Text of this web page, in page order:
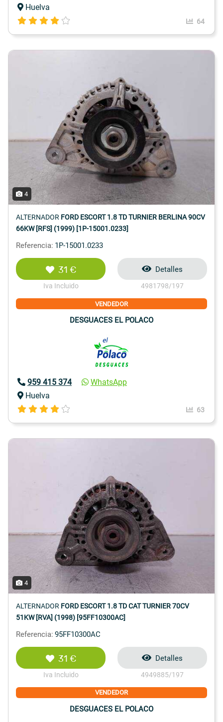
Huelva
64
4
ALTERNADOR FORD ESCORT 1.8 TD TURNIER BERLINA 90CV
66KW [RFS] (1999) [1P-15001.0233]
Referencia: 1P-15001.0233
31 €
Iva Incluido
Detalles
4981798/197
VENDEDOR
DESGUACES EL POLACO
959 415 374
WhatsApp
Huelva
63
4
ALTERNADOR FORD ESCORT 1.8 TD CAT TURNIER 70CV
51KW [RVA] (1998) [95FF10300AC]
Referencia: 95FF10300AC
31 €
Iva Incluido
Detalles
4949885/197
VENDEDOR
DESGUACES EL POLACO